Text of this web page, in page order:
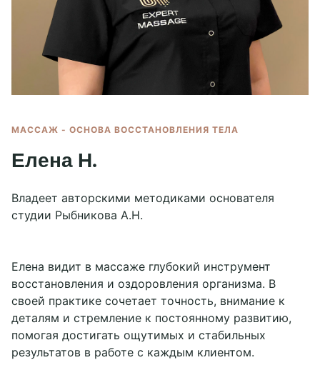
О нас
Специалисты
Вопрос / ответ
Отзывы
До / после
Вакансии
Блог
Контакты
+7 495 12-333-12
expert-massage@yandex.ru
МАССАЖ - ОСНОВА ВОССТАНОВЛЕНИЯ ТЕЛА
Елена Н.
Владеет авторскими методиками основателя
студии Рыбникова А.Н.
Елена видит в массаже глубокий инструмент
восстановления и оздоровления организма. В
своей практике сочетает точность, внимание к
деталям и стремление к постоянному развитию,
помогая достигать ощутимых и стабильных
результатов в работе с каждым клиентом.